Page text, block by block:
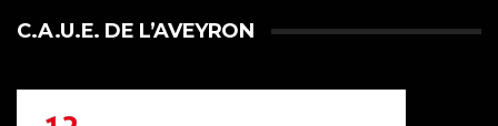
C.A.U.E. DE L’AVEYRON